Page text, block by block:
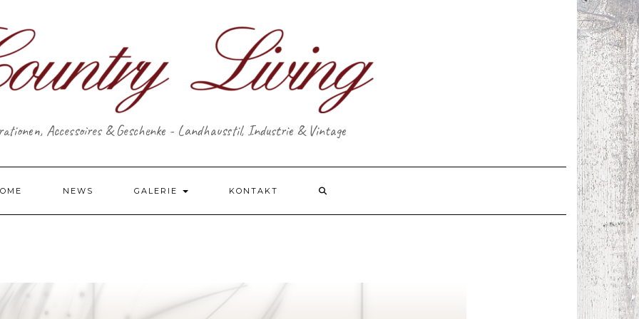
Accessoires & Geschenke - Landhausstil, Industrie & Vintage
NEWS GALERIE KONTAKT